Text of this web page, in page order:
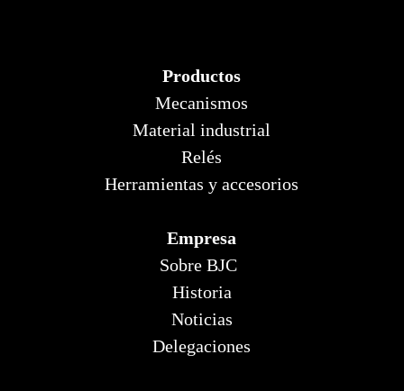
Productos
Mecanismos
Material industrial
Relés
Herramientas y accesorios
Empresa
Sobre BJC
Historia
Noticias
Delegaciones